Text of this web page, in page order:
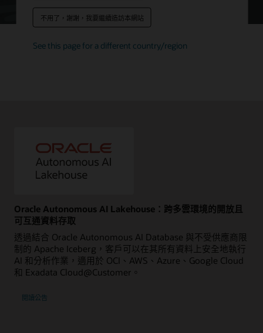
不用了，謝謝，我要繼續造訪本網站
See this page for a different country/region
Oracle Autonomous AI Lakehouse：跨多雲環境的開放且
可互通資料存取
透過結合 Oracle Autonomous AI Database 與不受供應商限
制的 Apache Iceberg，客戶可以在其所有資料上安全地執行
AI 和分析作業，適用於 OCI、AWS、Azure、Google Cloud
和 Exadata Cloud@Customer。
閱讀公告